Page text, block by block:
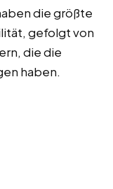
die größte
gefolgt von
die die
haben.